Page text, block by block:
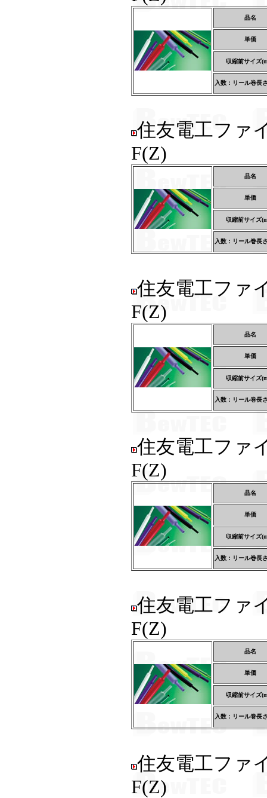
品名
単価
収縮前サイズ
入数：リール巻長
住友電工ファ
F(Z)
品名
単価
収縮前サイズ
入数：リール巻長
住友電工ファ
F(Z)
品名
単価
収縮前サイズ
入数：リール巻長
住友電工ファ
F(Z)
品名
単価
収縮前サイズ
入数：リール巻長
住友電工ファ
F(Z)
品名
単価
収縮前サイズ
入数：リール巻長
住友電工ファ
F(Z)